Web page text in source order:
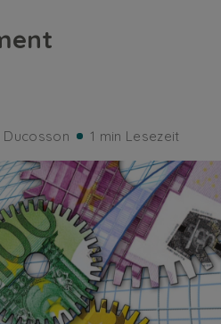
Ducosson 1 min Lesezeit